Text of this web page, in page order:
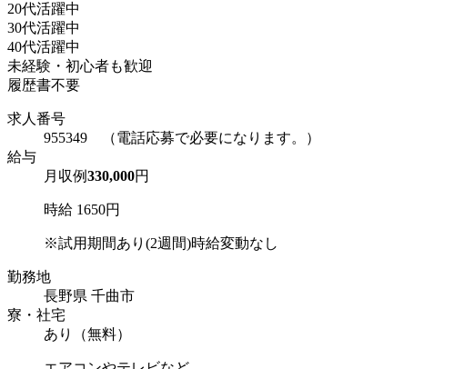
20代活躍中
30代活躍中
40代活躍中
未経験・初心者も歓迎
履歴書不要
求人番号
955349 （電話応募で必要になります。）
給与
月収例330,000円
時給 1650円
※試用期間あり(2週間)時給変動なし
勤務地
長野県 千曲市
寮・社宅
あり（無料）